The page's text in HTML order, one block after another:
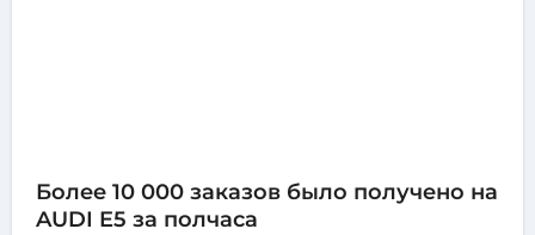
Более 10 000 заказов было получено на
AUDI E5 за полчаса